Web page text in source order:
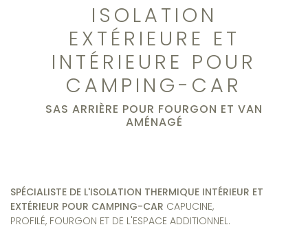
ISOLATION
EXTÉRIEURE ET
INTÉRIEURE POUR
CAMPING-CAR
SAS ARRIÈRE POUR FOURGON ET VAN
AMÉNAGÉ
SPÉCIALISTE DE L'ISOLATION THERMIQUE INTÉRIEUR ET
EXTÉRIEUR POUR CAMPING-CAR CAPUCINE,
PROFILÉ, FOURGON ET DE L'ESPACE ADDITIONNEL.